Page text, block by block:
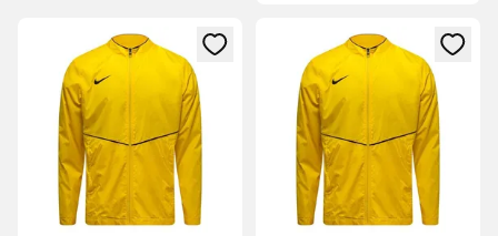
Megnyit egy modált a bejelentkezéshez vagy a tagként
Megnyit egy modált a